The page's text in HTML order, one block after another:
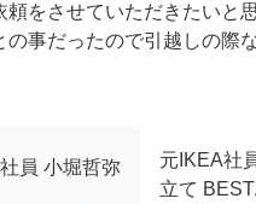
頼をさせていただきたいと
の事だったので引越しの際
員 小堀哲弥
元IKEA社
立て